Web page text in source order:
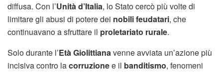
diffusa. Con l’Unità d’Italia, lo Stato cercò più volte di
limitare gli abusi di potere dei nobili feudatari, che
continuavano a sfruttare il proletariato rurale.
Solo durante l’Età Giolittianavenne avviata un’azione più
incisiva contro lacorruzionee il banditismo, fenomeni